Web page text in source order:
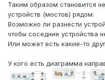
Таким образом становится
устройств (мостов) рядом.
Возможно ли разнести
чтобы соседние устройства
Или может есть какие-то
У кого есть диаграмма